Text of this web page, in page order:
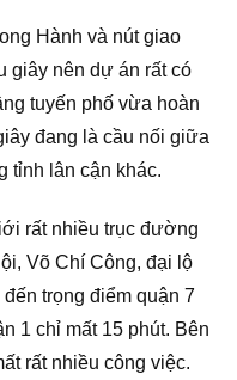
Hành và nút giao
giây nên dự án rất có
tuyến phố vừa hoàn
đang là cầu nối giữa
tỉnh lân cận khác.
rất nhiều trục đường
Võ Chí Công, đại lộ
trọng điểm quận 7
1 chỉ mất 15 phút. Bên
rất nhiều công việc.